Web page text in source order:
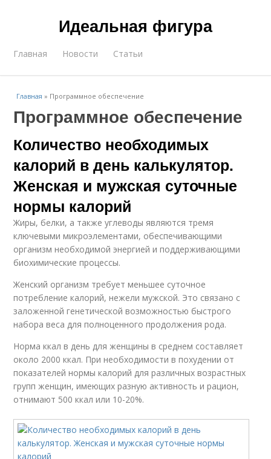
Идеальная фигура
Главная Новости Статьи
Главная » Программное обеспечение
Программное обеспечение
Количество необходимых
калорий в день калькулятор.
Женская и мужская суточные
нормы калорий
Жиры, белки, а также углеводы являются тремя
ключевыми микроэлементами, обеспечивающими
организм необходимой энергией и поддерживающими
биохимические процессы.
Женский организм требует меньшее суточное
потребление калорий, нежели мужской. Это связано с
заложенной генетической возможностью быстрого
набора веса для полноценного продолжения рода.
Норма ккал в день для женщины в среднем составляет
около 2000 ккал. При необходимости в похудении от
показателей нормы калорий для различных возрастных
групп женщин, имеющих разную активность и рацион,
отнимают 500 ккал или 10-20%.